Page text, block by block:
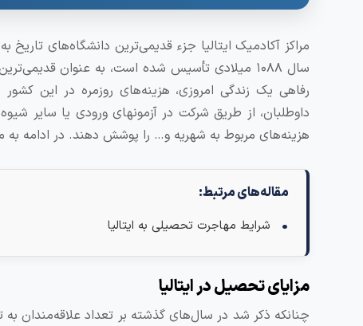
مراکز آکادمیک ایتالیا جزء قدیمی‌ترین دانشگاه‌های
سال ۱۰۸۸ میلادی تأسیس شده است، به عنوان
رفاهی یک زندگی امروزی، هزینه‌های روزمره در این
داوطلبان، از طریق شرکت در آزمونهای ورودی یا سایر
هزینه‌های مربوط به شهریه و… را پوشش دهند. در ادامه به
مقاله‌های مرتبط:
شرایط مهاجرت تحصیلی به ایتالیا
مزایای تحصیل در ایتالیا
چنانکه ذکر شد در سال‌های گذشته بر تعداد علاقه‌مندان